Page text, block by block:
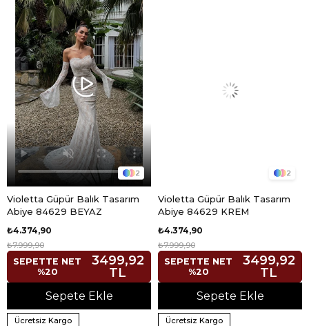
2
Violetta Güpür Balık Tasarım
Abiye 84629 BEYAZ
₺4.374,90
₺7.999,90
SEPETTE NET
%20
3499,92
TL
Sepete Ekle
Ücretsiz Kargo
2
Violetta Güpür Balık Tasarım
Abiye 84629 KREM
₺4.374,90
₺7.999,90
SEPETTE NET
%20
3499,92
TL
Sepete Ekle
Ücretsiz Kargo